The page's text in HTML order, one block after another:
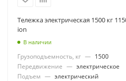
Тележка электрическая 1500 кг
ion
В наличии
Грузоподъемность, кг — 1500
Передвижение — электрическое
Подъем — электрический